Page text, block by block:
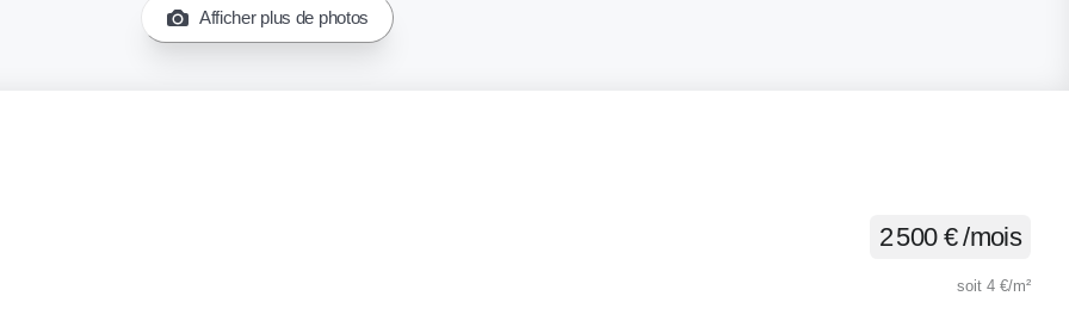
Afficher plus de photos
2 500 € /mois
soit 4 €/m²